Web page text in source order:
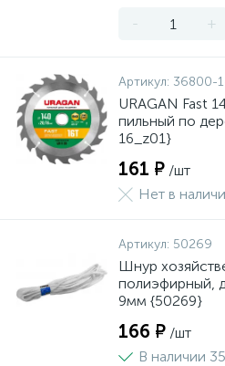
- +
Артикул: 36800-
URAGAN Fast
пильный по
16_z01}
161 ₽ /шт
Нет в
Артикул: 50269
Шнур
полиэфирный,
9мм {50269}
166 ₽ /шт
В наличии 35